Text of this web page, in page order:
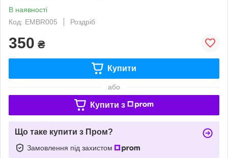
В наявності
Код: EMBR005
Роздріб
350 ₴
Купити
або
Купити з
Що таке купити з Пром?
Замовлення під захистом